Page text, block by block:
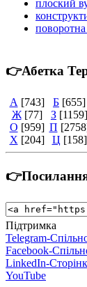
плоский
поворотна
👉Абетка
А [743] Б [655]
Ж [77] З [1159]
О [959] П
Х [204] Ц [158]
Підтримка
Telegram-
Facebook-
LinkedIn-
YouTube